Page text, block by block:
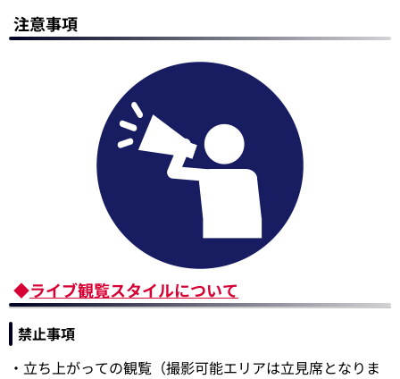
注意事項
◆ライブ観覧スタイルについて
禁止事項
・立ち上がっての観覧（撮影可能エリアは立見席となりま